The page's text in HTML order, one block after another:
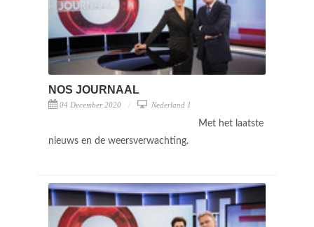
NOS JOURNAAL
04 December 2020 Nederland 1
Met het laatste
nieuws en de weersverwachting.